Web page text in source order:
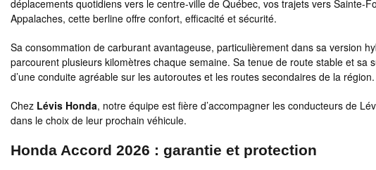
déplacements quotidiens vers le centre-ville de Québec, vos trajets vers Sainte-
Appalaches, cette berline offre confort, efficacité et sécurité.
Sa consommation de carburant avantageuse, particulièrement dans sa version
parcourent plusieurs kilomètres chaque semaine. Sa tenue de route stable et
d’une conduite agréable sur les autoroutes et les routes secondaires de la région.
Chez Lévis Honda, notre équipe est fière d’accompagner les conducteurs de
dans le choix de leur prochain véhicule.
Honda Accord 2026 : garantie et protection